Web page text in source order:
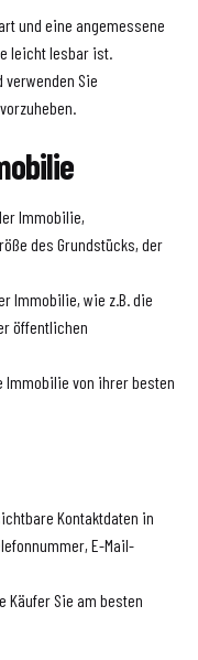
und eine angemessene
leicht lesbar ist.
verwenden Sie
Immobilie,
des Grundstücks, der
Immobilie, wie z.B. die
öffentlichen
Immobilie von ihrer besten
Kontaktdaten in
E-Mail-
Käufer Sie am besten